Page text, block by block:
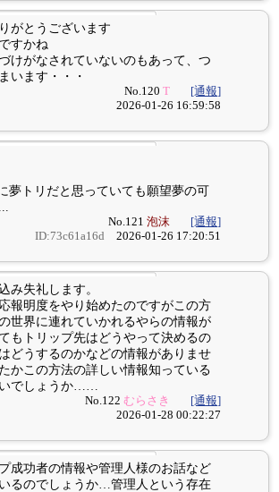
がとうございます
すかね
けがなされていないのもあって、つ
います・・・
No.120T
[通報]
2026-01-26 16:59:58
夢トリだと思っていても願望夢の可
No.121泡沫
[通報]
ID:73c61a16d 2026-01-26 17:20:51
み失礼します。
報明度をやり始めたのですがこの方
世界に連れていかれるやらの情報が
もトリップ先はどうやって決めるの
どうするのかなどの情報がありませ
この方法の詳しい情報知っている
でしょうか……
No.122むらさき
[通報]
2026-01-28 00:22:27
成功者の情報や管理人様のお話など
るのでしょうか…管理人という存在